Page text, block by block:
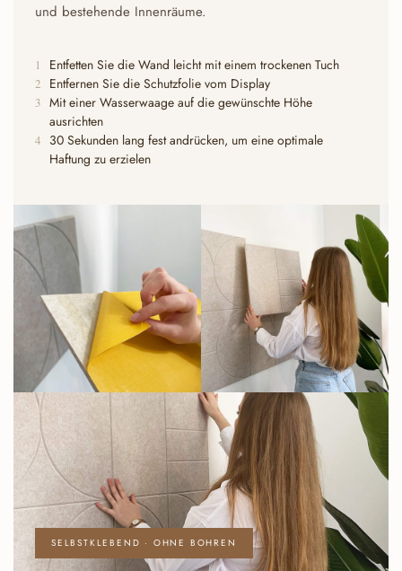
und bestehende Innenräume.
1 Entfetten Sie die Wand leicht mit einem trockenen Tuch
2 Entfernen Sie die Schutzfolie vom Display
3 Mit einer Wasserwaage auf die gewünschte Höhe
ausrichten
4
30 Sekunden lang fest andrücken, um eine optimale
Haftung zu erzielen
SELBSTKLEBEND · OHNE BOHREN